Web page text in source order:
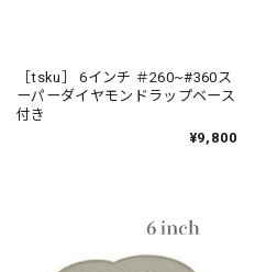
［tsku］ 6インチ ＃260~#360ス
ーパーダイヤモンドラップベース
付き
¥9,800